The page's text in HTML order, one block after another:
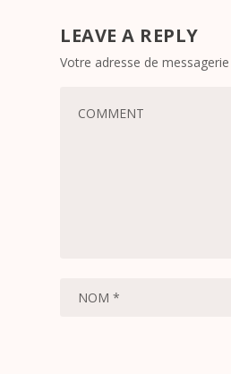
LEAVE A REPLY
Votre adresse de